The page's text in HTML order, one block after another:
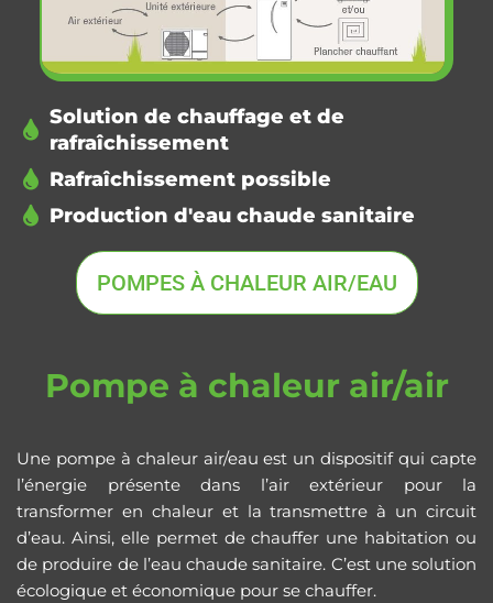
Solution de chauffage et de
rafraîchissement
Rafraîchissement possible
Production d'eau chaude sanitaire
POMPES À CHALEUR AIR/EAU
Pompe à chaleur air/air
Une pompe à chaleur air/eau est un dispositif qui capte
l’énergie présente dans l’air extérieur pour la
transformer en chaleur et la transmettre à un circuit
d’eau. Ainsi, elle permet de chauffer une habitation ou
de produire de l’eau chaude sanitaire. C’est une solution
écologique et économique pour se chauffer.